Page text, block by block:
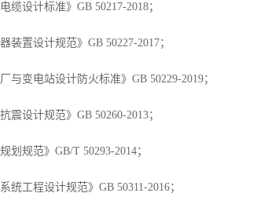
缆设计标准》GB 50217-2018；
装置设计规范》GB 50227-2017；
与变电站设计防火标准》GB 50229-2019；
震设计规范》GB 50260-2013；
划规范》GB/T 50293-2014；
统工程设计规范》GB 50311-2016；